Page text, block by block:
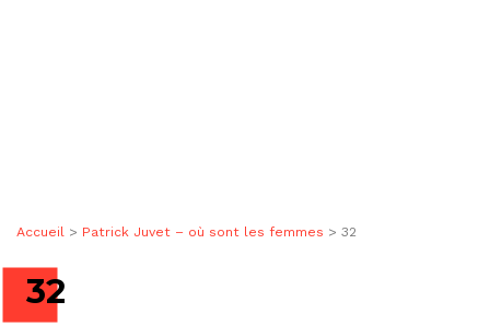
Accueil > Patrick Juvet – où sont les femmes > 32
32